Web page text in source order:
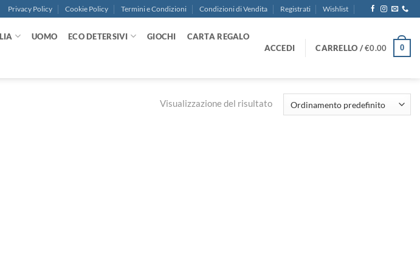
Privacy Policy Cookie Policy Termini e Condizioni Condizioni di Vendita Registrati Wishlist
UOMO ECO DETERSIVI GIOCHI CARTA REGALO
ACCEDI CARRELLO /€0.00 0
Visualizzazione del risultato